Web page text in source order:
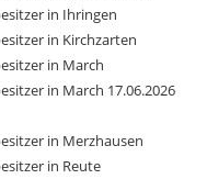
in Ihringen
in Kirchzarten
in March
in March 17.06.2026
in Merzhausen
in Reute